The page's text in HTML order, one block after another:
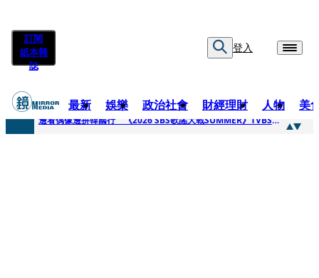
訂閱
紙本雜
誌
登入
最新 娛樂 政治社會 財經理財 人物 美
快訊
邊看偶像邊拚韓國行 《2026 SBS歌謠大戰SUMMER》TVBS直播祭追星福利